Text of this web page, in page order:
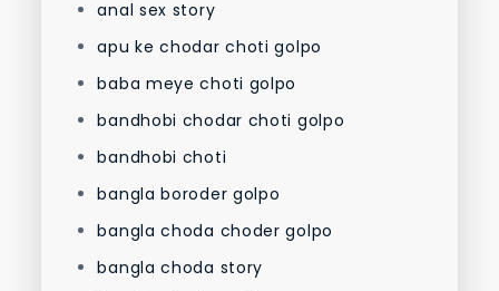
anal sex story
apu ke chodar choti golpo
baba meye choti golpo
bandhobi chodar choti golpo
bandhobi choti
bangla boroder golpo
bangla choda choder golpo
bangla choda story